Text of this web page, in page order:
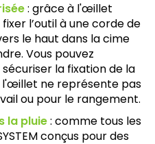
: grâce à l'œillet
l’outil à une corde de
le haut dans la cime
Vous pouvez
la fixation de la
l'œillet ne représente pas
ou pour le rangement.
la pluie: comme tous les
conçus pour des